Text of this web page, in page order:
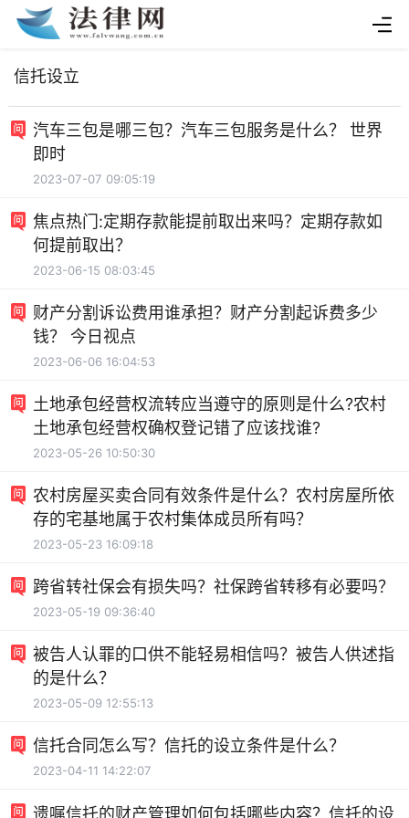
信托设立
汽车三包是哪三包？汽车三包服务是什么？ 世界
即时
2023-07-07 09:05:19
焦点热门:定期存款能提前取出来吗？定期存款如
何提前取出？
2023-06-15 08:03:45
财产分割诉讼费用谁承担？财产分割起诉费多少
钱？ 今日视点
2023-06-06 16:04:53
土地承包经营权流转应当遵守的原则是什么?农村
土地承包经营权确权登记错了应该找谁?
2023-05-26 10:50:30
农村房屋买卖合同有效条件是什么？农村房屋所依
存的宅基地属于农村集体成员所有吗？
2023-05-23 16:09:18
跨省转社保会有损失吗？社保跨省转移有必要吗？
2023-05-19 09:36:40
被告人认罪的口供不能轻易相信吗？被告人供述指
的是什么？
2023-05-09 12:55:13
信托合同怎么写？信托的设立条件是什么？
2023-04-11 14:22:07
遗嘱信托的财产管理如何包括哪些内容？信托的设